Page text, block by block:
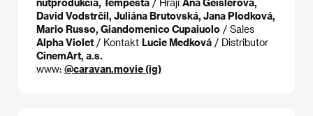
nutprodukcia, Tempesta / Hrají Ana Geislerová,
David Vodstrčil, Juliána Brutovská, Jana Plodková,
Mario Russo, Giandomenico Cupaiuolo / Sales
Alpha Violet / Kontakt Lucie Medková / Distributor
CinemArt, a.s.
www: @caravan.movie (ig)